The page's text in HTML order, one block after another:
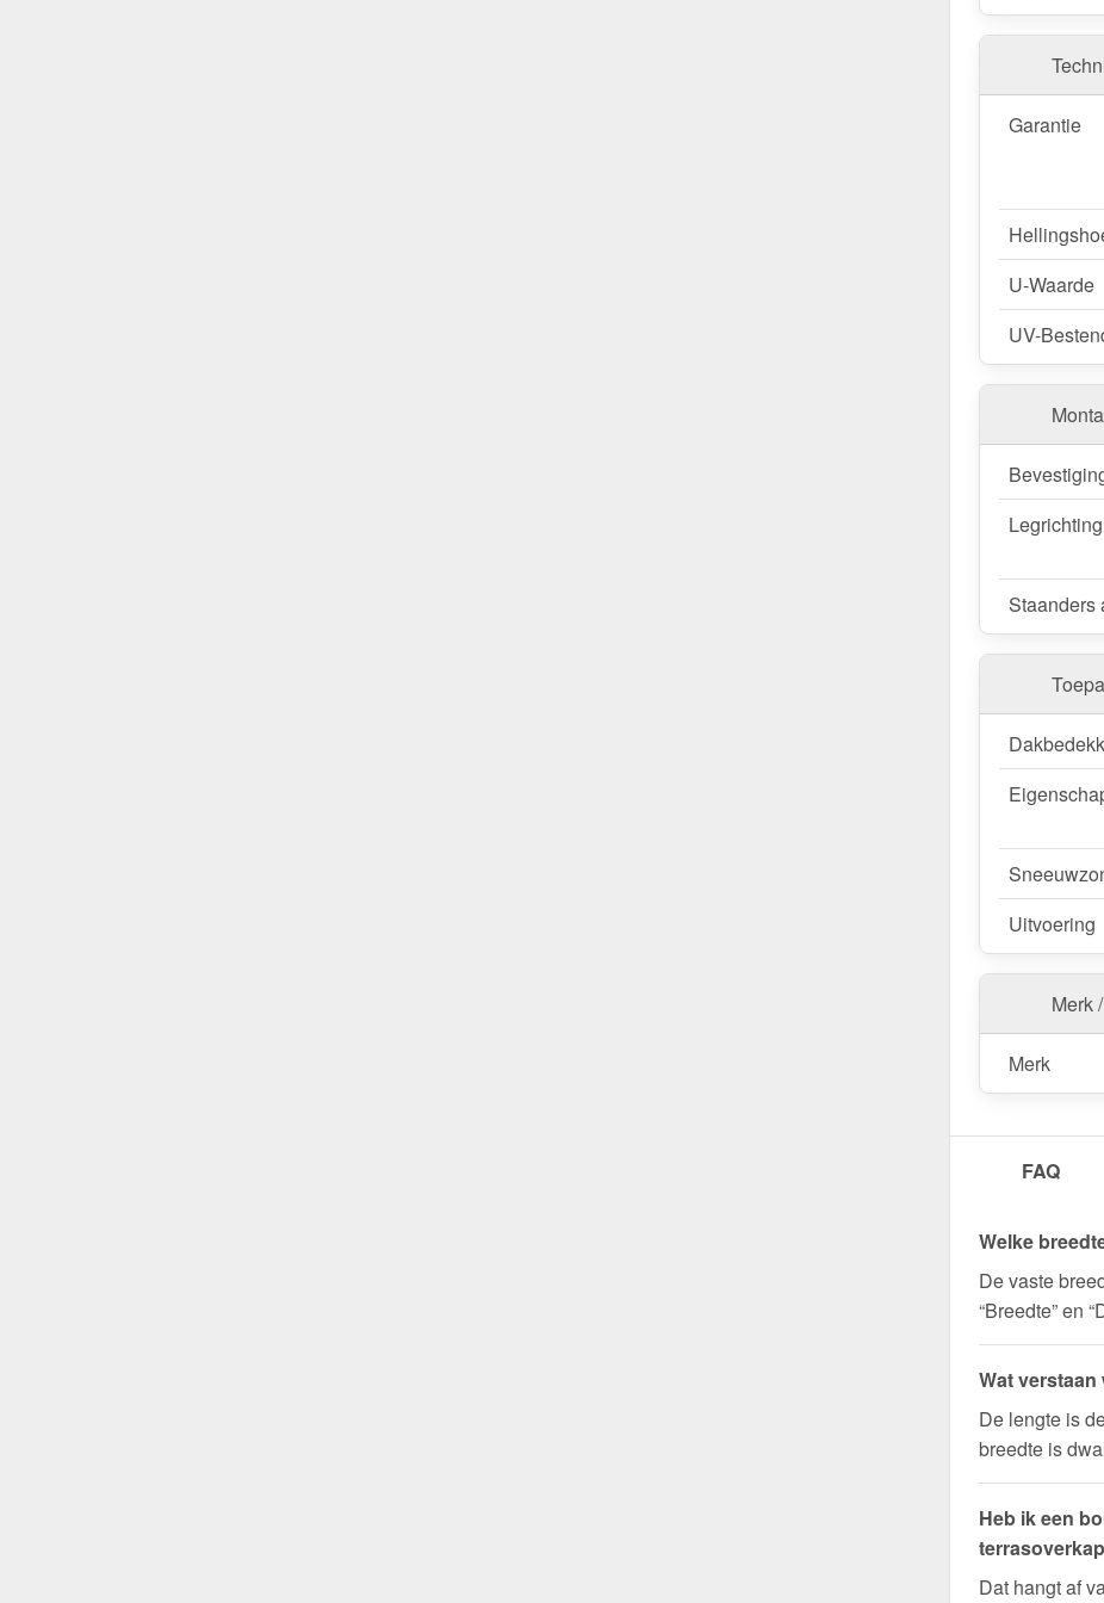
dieptes aan,
op maat aan.
(0,85 kN/m²)
afmeting van
Bestel
Snelle
Vertrouw op
Garantie
U-Waarde
UV-
Legrichting
Staanders
Uitvoering
Merk
Merk
FAQ
Welke
De vaste
“Breedte” en
Wat
De lengte is
breedte is
Heb ik een
Dat hangt af